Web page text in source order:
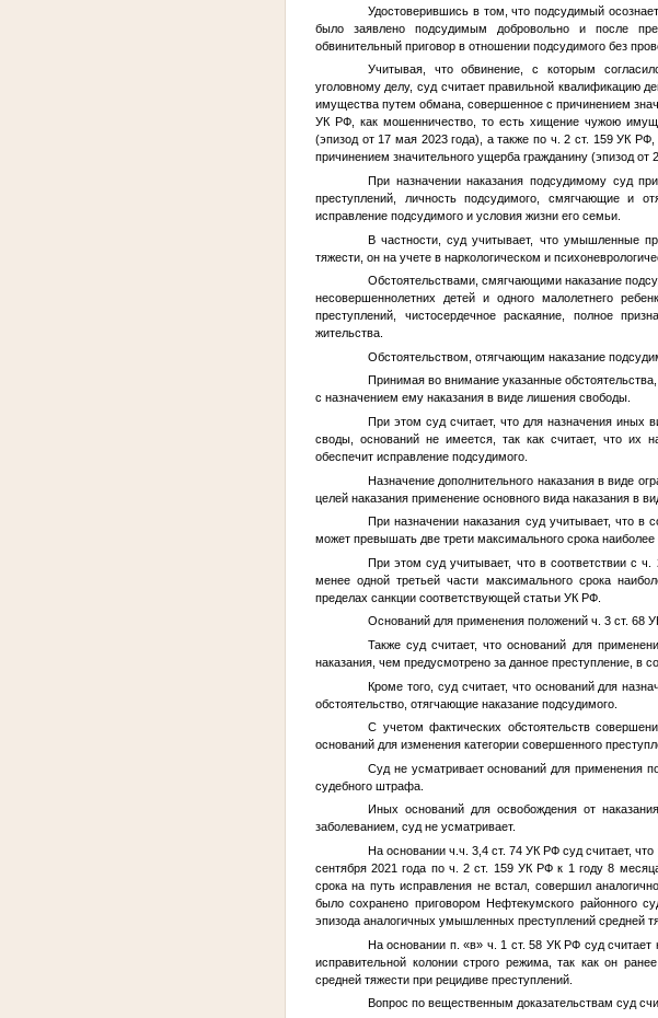
Удостоверившись в том, что подсудимый
было заявлено подсудимым добровольно и после
обвинительный приговор в отношении подсудимого без
Учитывая, что обвинение, с которым
уголовному делу, суд считает правильной квалификацию
имущества путем обмана, совершенное с причинением
УК РФ, как мошенничество, то есть хищение чужою
(эпизод от 17 мая 2023 года), а также по ч. 2 ст. 159 УК
причинением значительного ущерба гражданину (эпизод от
При назначении наказания подсудимому суд
преступлений, личность подсудимого, смягчающие и
исправление подсудимого и условия жизни его семьи.
В частности, суд учитывает, что умышленные
тяжести, он на учете в наркологическом и
Обстоятельствами, смягчающими наказание
несовершеннолетних детей и одного малолетнего
преступлений, чистосердечное раскаяние, полное
жительства.
Обстоятельством, отягчающим наказание
Принимая во внимание указанные
с назначением ему наказания в виде лишения свободы.
При этом суд считает, что для назначения иных
своды, оснований не имеется, так как считает, что их
обеспечит исправление подсудимого.
Назначение дополнительного наказания в виде
целей наказания применение основного вида наказания в
При назначении наказания суд учитывает, что
может превышать две трети максимального срока наиболее
При этом суд учитывает, что в соответствии с
менее одной третьей части максимального срока
пределах санкции соответствующей статьи УК РФ.
Оснований для применения положений ч. 3 ст. 68
Также суд считает, что оснований для
наказания, чем предусмотрено за данное преступление, в
Кроме того, суд считает, что оснований для
обстоятельство, отягчающие наказание подсудимого.
С учетом фактических обстоятельств
оснований для изменения категории совершенного
Суд не усматривает оснований для применения
судебного штрафа.
Иных оснований для освобождения от
заболеванием, суд не усматривает.
На основании ч.ч. 3,4 ст. 74 УК РФ суд считает, что
сентября 2021 года по ч. 2 ст. 159 УК РФ к 1 году 8
срока на путь исправления не встал, совершил
было сохранено приговором Нефтекумского районного
эпизода аналогичных умышленных преступлений средней
На основании п. «в» ч. 1 ст. 58 УК РФ суд
исправительной колонии строго режима, так как он
средней тяжести при рецидиве преступлений.
Вопрос по вещественным доказательствам суд